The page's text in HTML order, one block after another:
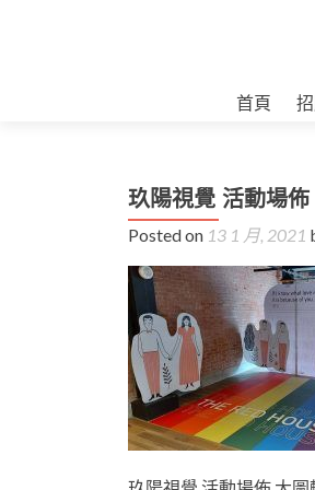
首頁
玖陽視覺 活動場
Posted on 13 1 月, 2021